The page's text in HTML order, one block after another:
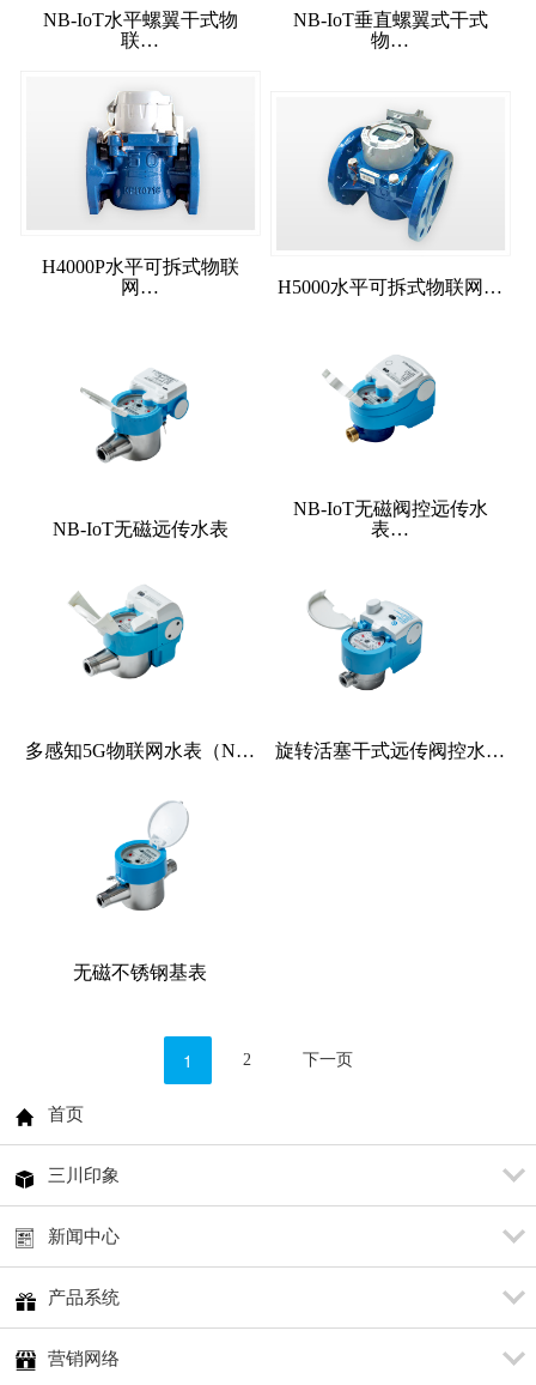
NB-IoT水平螺翼干式物
联…
NB-IoT垂直螺翼式干式
物…
H4000P水平可拆式物联
网…
H5000水平可拆式物联网…
NB-IoT无磁远传水表
NB-IoT无磁阀控远传水
表…
多感知5G物联网水表（N… 旋转活塞干式远传阀控水…
无磁不锈钢基表
1 2 下一页
首页
三川印象
新闻中心
产品系统
营销网络